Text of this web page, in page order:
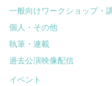
一般向けワークショップ・
個人・その他
執筆・連載
過去公演映像配信
イベント